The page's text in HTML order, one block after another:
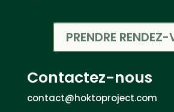
PRENDRE
Contactez-nous
contact@hoktoproject.com